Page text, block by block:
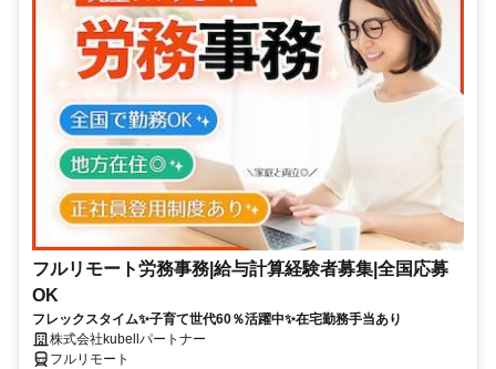
フルリモート労務事務|給与計算経験者募集|全国応募
OK
フレックスタイム✨子育て世代60％活躍中✨在宅勤務手当あり
株式会社kubellパートナー
フルリモート